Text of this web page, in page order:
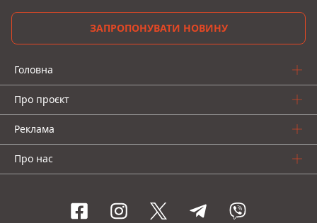
ЗАПРОПОНУВАТИ НОВИНУ
Головна
Про проєкт
Реклама
Про нас